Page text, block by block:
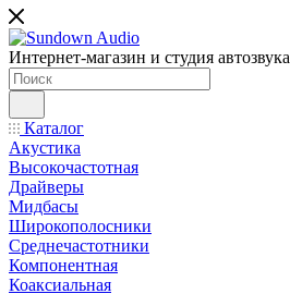
Интернет-магазин и студия автозвука
Каталог
Акустика
Высокочастотная
Драйверы
Мидбасы
Широкополосники
Среднечастотники
Компонентная
Коаксиальная